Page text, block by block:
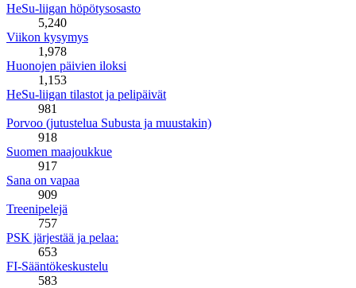
HeSu-liigan höpötysosasto
5,240
Viikon kysymys
1,978
Huonojen päivien iloksi
1,153
HeSu-liigan tilastot ja pelipäivät
981
Porvoo (jutustelua Subusta ja muustakin)
918
Suomen maajoukkue
917
Sana on vapaa
909
Treenipelejä
757
PSK järjestää ja pelaa:
653
FI-Sääntökeskustelu
583